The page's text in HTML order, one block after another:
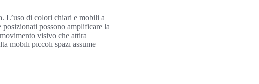
L’uso di colori chiari e mobili a
posizionati possono amplificare la
visivo che attira
mobili piccoli spazi assume